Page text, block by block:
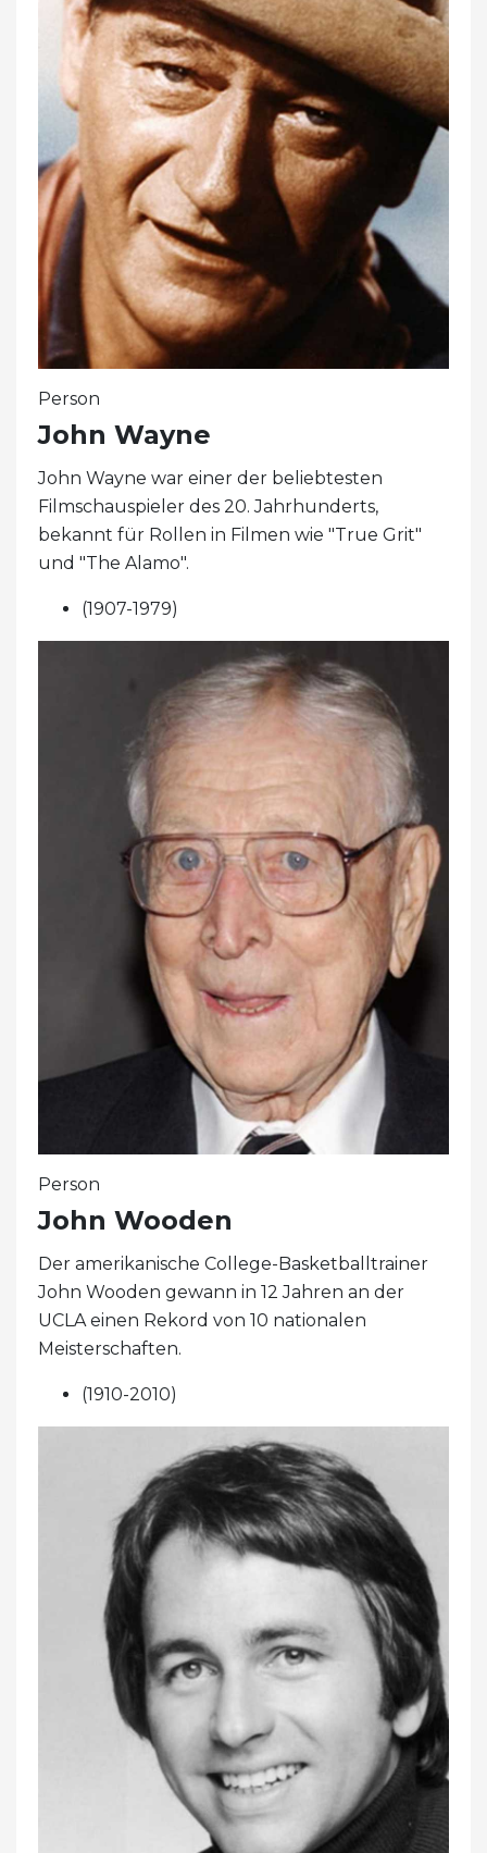
Person
John Wayne
John Wayne war einer der beliebtesten
Filmschauspieler des 20. Jahrhunderts,
bekannt für Rollen in Filmen wie "True Grit"
und "The Alamo".
(1907-1979)
Person
John Wooden
Der amerikanische College-Basketballtrainer
John Wooden gewann in 12 Jahren an der
UCLA einen Rekord von 10 nationalen
Meisterschaften.
(1910-2010)